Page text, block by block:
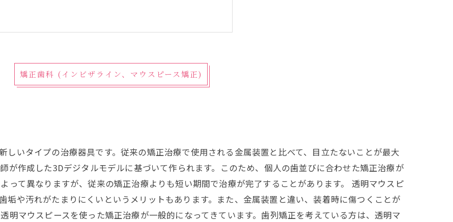
矯正歯科 (インビザライン、マウスピース矯正)
しいタイプの治療器具です。従来の矯正治療で使用される金属装置と比べて、目立たないことが最大
が作成した3Dデジタルモデルに基づいて作られます。このため、個人の歯並びに合わせた矯正治療が
って異なりますが、従来の矯正治療よりも短い期間で治療が完了することがあります。 透明マウスピ
垢や汚れがたまりにくいというメリットもあります。また、金属装置と違い、装着時に傷つくことが
明マウスピースを使った矯正治療が一般的になってきています。歯列矯正を考えている方は、透明マ